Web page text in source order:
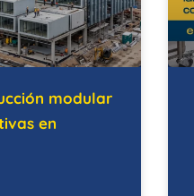
modular
en